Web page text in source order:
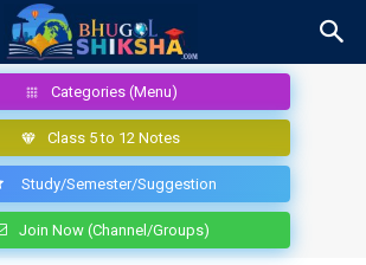
Categories (Menu)
Class 5 to 12 Notes
Study/Semester/Suggestion
Join Now (Channel/Groups)